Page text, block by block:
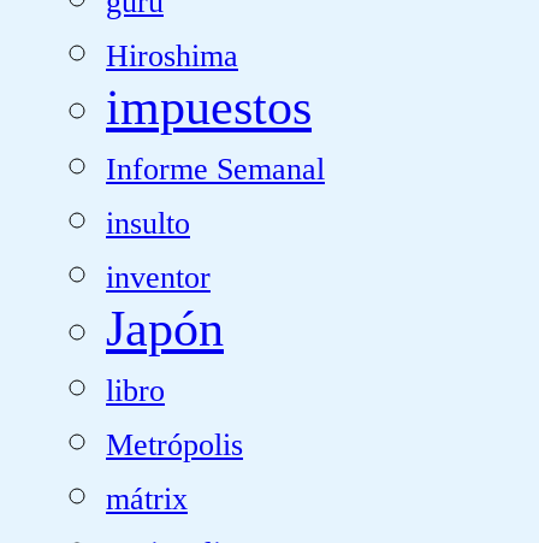
Hiroshima
impuestos
Informe Semanal
insulto
inventor
Japón
libro
Metrópolis
mátrix